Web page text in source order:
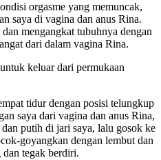
orgasme yang memuncak,
saya di vagina dan anus Rina.
mengangkat tubuhnya dengan
dari dalam vagina Rina.
keluar dari permukaan
tidur dengan posisi telungkup
saya dari vagina dan anus Rina,
putih di jari saya, lalu gosok ke
goyangkan dengan lembut dan
dan tegak berdiri.